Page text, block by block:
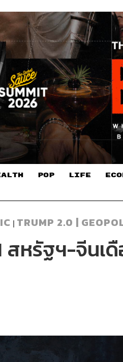
POP LIFE
| TRUMP 2.0 |
หรัฐฯ-จีนเดื